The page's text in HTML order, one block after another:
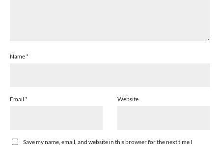
Name*
Email * Website
Save my name, email, and website in this browser for the next time I